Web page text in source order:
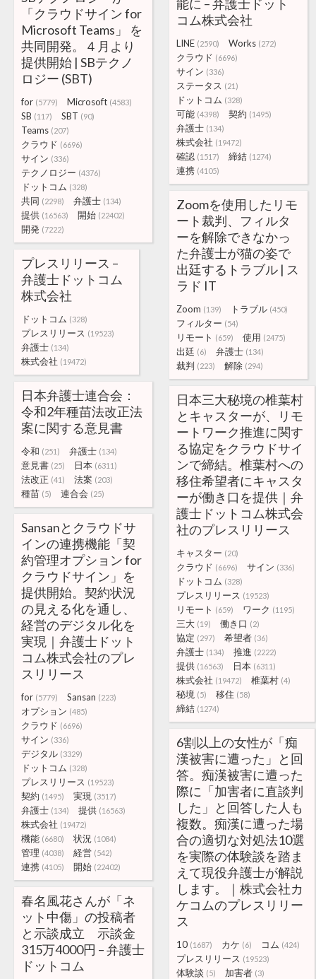
能に – 弁護士ドット
コム株式会社
LINE (2590) Works (272)
クラウド (6696)
サイン (336)
ステータス (21)
ドットコム (328)
可能 (4398) 契約 (1495)
弁護士 (134)
株式会社 (19472)
確認 (1517) 締結 (1274)
連携 (4105)
「クラウドサイン for
Microsoft Teams」 を
共同開発。４月より
提供開始 | SBテクノ
ロジー (SBT)
for (5779) Microsoft (4583)
SB (117) SBT (90)
Teams (207)
クラウド (6696)
サイン (336)
テクノロジー (4376)
ドットコム (328)
共同 (2298) 弁護士 (134)
提供 (16563) 開始 (22402)
開発 (7222)
Zoomを使用したリモ
ート裁判、フィルタ
ーを解除できなかっ
た弁護士が猫の姿で
出廷するトラブル | ス
ラド IT
Zoom (139) トラブル (450)
フィルター (54)
リモート (659) 使用 (2475)
出廷 (6) 弁護士 (134)
裁判 (223) 解除 (294)
プレスリリース –
弁護士ドットコム
株式会社
ドットコム (328)
プレスリリース (19523)
弁護士 (134)
株式会社 (19472)
日本弁護士連合会：
令和2年種苗法改正法
案に関する意見書
令和 (251) 弁護士 (134)
意見書 (25) 日本 (6311)
法改正 (41) 法案 (203)
種苗 (5) 連合会 (25)
日本三大秘境の椎葉村
とキャスターが、リモ
ートワーク推進に関す
る協定をクラウドサイ
ンで締結。椎葉村への
移住希望者にキャスタ
ーが働き口を提供｜弁
護士ドットコム株式会
社のプレスリリース
キャスター (20)
クラウド (6696) サイン (336)
ドットコム (328)
プレスリリース (19523)
リモート (659) ワーク (1195)
三大 (19) 働き口 (2)
協定 (297) 希望者 (36)
弁護士 (134) 推進 (2222)
提供 (16563) 日本 (6311)
株式会社 (19472) 椎葉村 (4)
秘境 (5) 移住 (58)
締結 (1274)
Sansanとクラウドサ
インの連携機能「契
約管理オプション for
クラウドサイン」を
提供開始。契約状況
の見える化を通し、
経営のデジタル化を
実現｜弁護士ドット
コム株式会社のプレ
スリリース
for (5779) Sansan (223)
オプション (485)
クラウド (6696)
サイン (336)
デジタル (3329)
ドットコム (328)
プレスリリース (19523)
契約 (1495) 実現 (3517)
弁護士 (134) 提供 (16563)
株式会社 (19472)
機能 (6680) 状況 (1084)
管理 (4038) 経営 (542)
連携 (4105) 開始 (22402)
6割以上の女性が「痴
漢被害に遭った」と回
答。痴漢被害に遭った
際に「加害者に直談判
した」と回答した人も
複数。痴漢に遭った場
合の適切な対処法10選
を実際の体験談を踏ま
えて現役弁護士が解説
します。｜株式会社カ
ケコムのプレスリリー
ス
10 (1687) カケ (6) コム (424)
プレスリリース (19523)
体験談 (5) 加害者 (3)
春名風花さんが「ネ
ット中傷」の投稿者
と示談成立 示談金
315万4000円 – 弁護士
ドットコム